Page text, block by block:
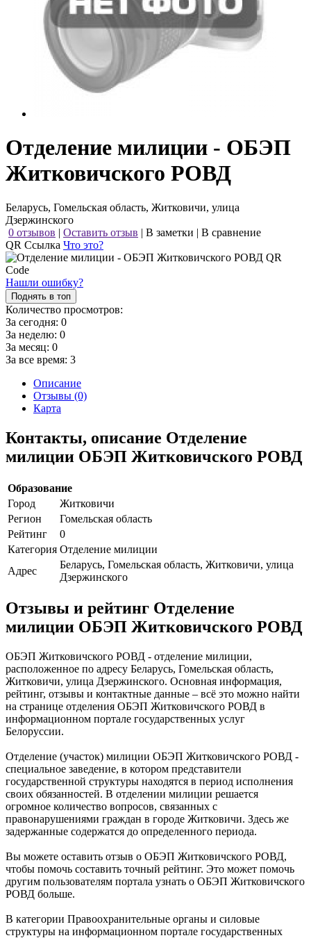
Отделение милиции - ОБЭП
Житковичского РОВД
Беларусь, Гомельская область, Житковичи, улица
Дзержинского
0 отзывов | Оставить отзыв | В заметки | В сравнение
QR Ссылка Что это?
Нашли ошибку?
Поднять в топ
Количество просмотров:
За сегодня: 0
За неделю: 0
За месяц: 0
За все время: 3
Описание
Отзывы (0)
Карта
Контакты, описание Отделение
милиции ОБЭП Житковичского РОВД
Образование
Город
Житковичи
Регион
Гомельская область
Рейтинг
0
Категория Отделение милиции
Адрес
Беларусь, Гомельская область, Житковичи, улица
Дзержинского
Отзывы и рейтинг Отделение
милиции ОБЭП Житковичского РОВД
ОБЭП Житковичского РОВД - отделение милиции,
расположенное по адресу Беларусь, Гомельская область,
Житковичи, улица Дзержинского. Основная информация,
рейтинг, отзывы и контактные данные – всё это можно найти
на странице отделения ОБЭП Житковичского РОВД в
информационном портале государственных услуг
Белоруссии.
Отделение (участок) милиции ОБЭП Житковичского РОВД -
специальное заведение, в котором представители
государственной структуры находятся в период исполнения
своих обязанностей. В отделении милиции решается
огромное количество вопросов, связанных с
правонарушениями граждан в городе Житковичи. Здесь же
задержанные содержатся до определенного периода.
Вы можете оставить отзыв о ОБЭП Житковичского РОВД,
чтобы помочь составить точный рейтинг. Это может помочь
другим пользователям портала узнать о ОБЭП Житковичского
РОВД больше.
В категории Правоохранительные органы и силовые
структуры на информационном портале государственных